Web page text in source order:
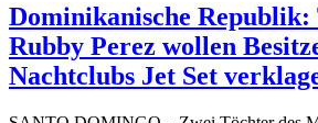
Dominikanische Republik:
Rubby Perez wollen
Nachtclubs Jet Set